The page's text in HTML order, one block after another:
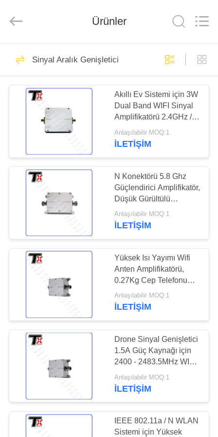
ANA
SAYFA
ÜRÜNLER
HAKKIMIZDA
FABRIKA
TURU
KALITE
BIZE
ULAŞIN
HABERLER
BLOG
SITE
HARITASI
Rights
Sinyal karıştırıcı
modülü
Drone sakatlama
modülü
21
FPV jammer modülü
109
amplifikatörü
36
Ürünler
Sinyal Aralık Genişletici
Akıllı Ev Sistemi için 3W
Dual Band WIFI Sinyal
Amplifikatörü 2.4GHz /
5.8GHz Frekans
Anlaşılabilir MOQ:1
İLETIŞIM
N Konektörü 5.8 Ghz
Güçlendirici Amplifikatör,
Düşük Gürültülü
Kablosuz İnternet
Amplifikatörü
Anlaşılabilir MOQ:1
İLETIŞIM
Yüksek Isı Yayımı Wifi
Anten Amplifikatörü,
0.27Kg Cep Telefonu
Sinyal Amplifikatörü
Anlaşılabilir MOQ:1
İLETIŞIM
Drone Sinyal Genişletici
1.5A Güç Kaynağı için
2400 - 2483.5MHz WIFI
Sinyal Amplifikatörü
Anlaşılabilir MOQ:1
İLETIŞIM
IEEE 802.11a / N WLAN
Sistemi için Yüksek